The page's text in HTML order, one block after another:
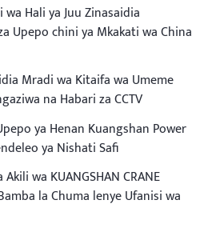
Hali ya Juu Zinasaidia
Upepo chini ya Mkakati wa China
Mradi wa Kitaifa wa Umeme
na Habari za CCTV
ya Henan Kuangshan Power
ya Nishati Safi
wa KUANGSHAN CRANE
la Chuma lenye Ufanisi wa